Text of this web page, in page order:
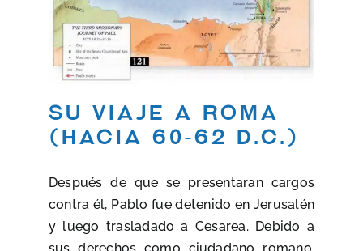
Su viaje a Roma
(hacia 60-62 d.C.)
Después de que se presentaran cargos
contra él, Pablo fue detenido en Jerusalén
y luego trasladado a Cesarea. Debido a